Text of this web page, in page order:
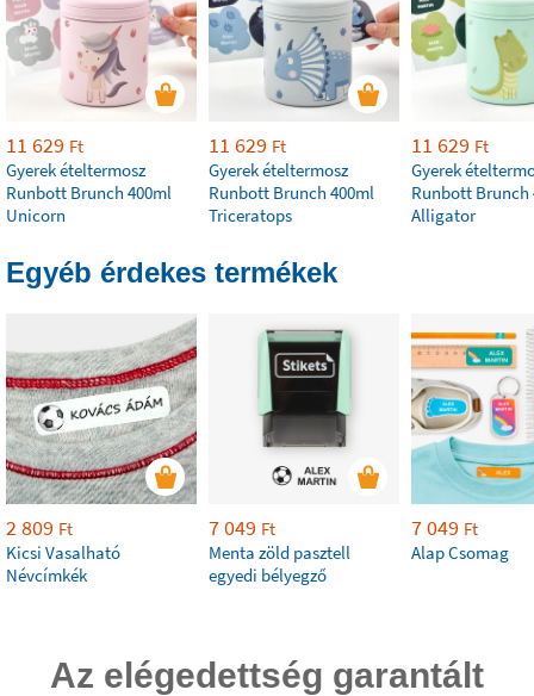
11 629 Ft
Gyerek ételtermosz
Runbott Brunch 400ml
Unicorn
11 629 Ft
Gyerek ételtermosz
Runbott Brunch 400ml
Triceratops
11 629 Ft
Gyerek
Runbott Brunch
Alligator
Egyéb érdekes termékek
2 809 Ft
Kicsi Vasalható
Névcímkék
7 049 Ft
Menta zöld pasztell
egyedi bélyegző
7 049 Ft
Alap Csomag
Az elégedettség garantált